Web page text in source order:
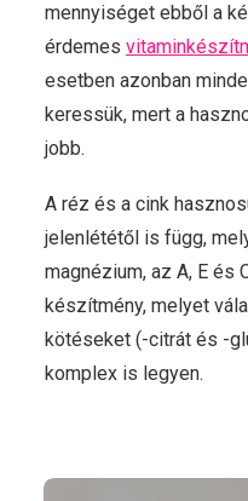
mennyiséget ebből a
érdemes
esetben azonban
keressük, mert a
jobb.
A réz és a cink
jelenlététől is függ,
magnézium, az A, E és
készítmény, melyet
kötéseket (-citrát és -
komplex is legyen.